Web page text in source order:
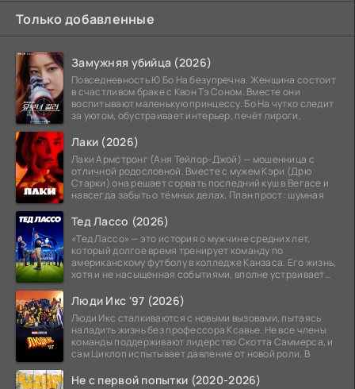
Только добавленные
Замужняя убийца (2026)
Повседневность Ю Бо На безупречна. Женщина состоит
в счастливом браке с Квон Тэ Соном. Вместе они
воспитывают маленькую принцессу. Бо На чутко следит
за уютом, обустраивает интерьер, печёт пироги.
Лаки (2026)
Лаки Армстронг (Аня Тейлор-Джой) — мошенница с
отличной родословной. Вместе с мужем Кэри (Дрю
Старки) она решает сорвать последний куш в Вегасе и
навсегда забыть о тёмных делах. План прост: шумная
Тед Лассо (2026)
«Тед Лассо» — это история о мужчине средних лет,
который долгое время тренирует команду по
американскому футболу в колледже Канзаса. Его жизнь,
хотя и не насыщенная событиями, вполне устраивает
Люди Икс '97 (2026)
Люди Икс сталкиваются с новыми вызовами, пытаясь
наладить жизнь без профессора Ксавье. Не все члены
команды поддерживают лидерство Скотта Саммерса, и
сам Циклоп испытывает давление от новой роли. В
Не с первой попытки (2020-2026)